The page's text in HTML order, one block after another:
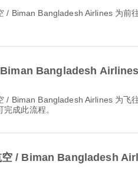
Bangladesh Airlines
完成此流程。
/ Biman Bangladesh